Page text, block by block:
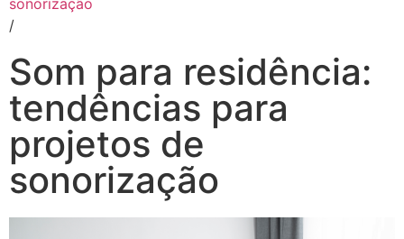
sonorização
/
Som para residência:
tendências para
projetos de
sonorização